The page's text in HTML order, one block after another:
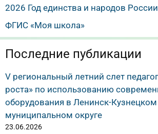
2026 Год единства и народов России
ФГИС «Моя школа»
Последние публикации
V региональный летний слет
роста» по использованию
оборудования в Ленинск-Кузнецком
муниципальном округе
23.06.2026